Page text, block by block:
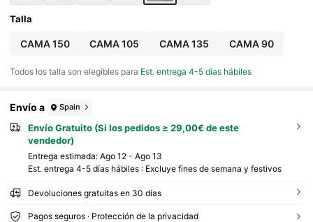
Talla
CAMA 150 CAMA 105 CAMA 135 CAMA 90
Todos los talla son elegibles para Est. entrega 4-5 días hábiles
Envío a Spain
Envío Gratuito (Si los pedidos ≥ 29,00€ de este
vendedor)
Entrega estimada: Ago 12 - Ago 13
Est. entrega 4-5 días hábiles : Excluye fines de semana y festivos
Devoluciones gratuitas en 30 días
Pagos seguros · Protección de la privacidad